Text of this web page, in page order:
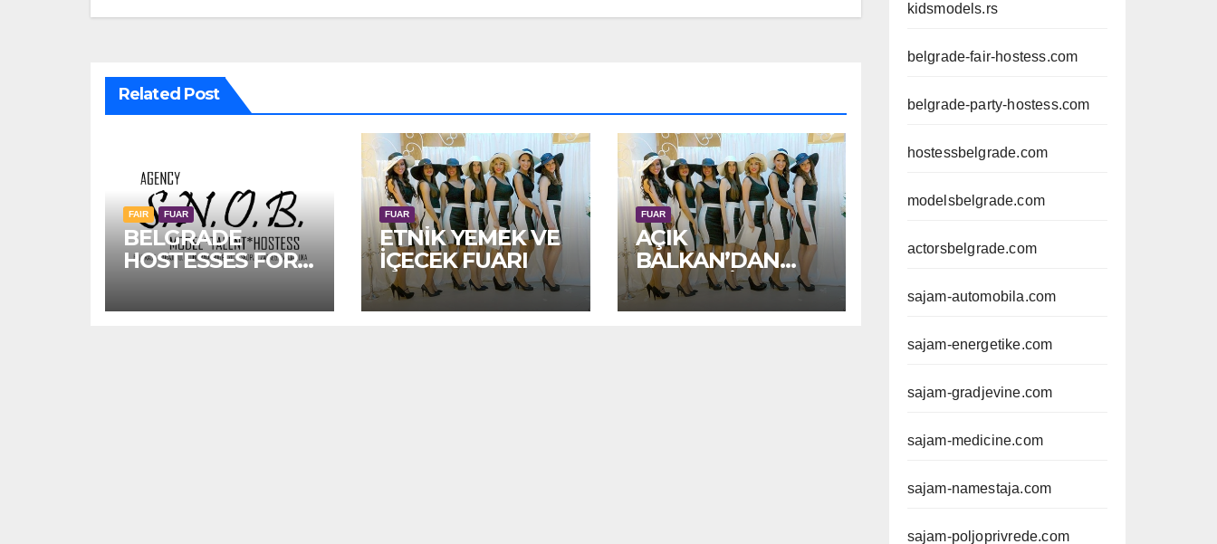
Related Post
FAIR FUAR
BELGRADE
HOSTESSES FOR
FUAR
FUAR
ETNİK YEMEK VE
İÇECEK FUARI
FUAR
AÇIK
BALKAN’DAN
ŞARAP VİZYONU
kidsmodels.rs
belgrade-fair-hostess.com
belgrade-party-hostess.com
hostessbelgrade.com
modelsbelgrade.com
actorsbelgrade.com
sajam-automobila.com
sajam-energetike.com
sajam-gradjevine.com
sajam-medicine.com
sajam-namestaja.com
sajam-poljoprivrede.com